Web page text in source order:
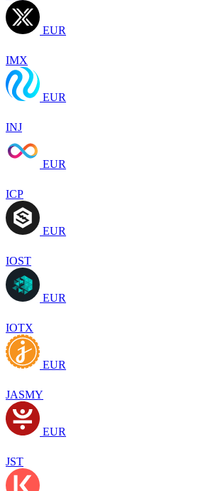
EUR
IMX
EUR
INJ
EUR
ICP
EUR
IOST
EUR
IOTX
EUR
JASMY
EUR
JST